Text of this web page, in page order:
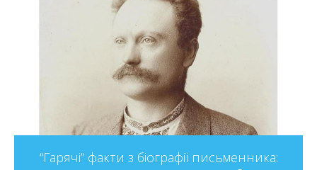
“Гарячі” факти з біографії письменника: